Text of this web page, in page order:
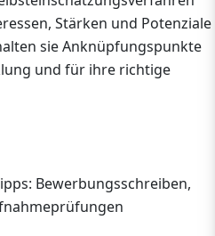
Stärken und Potenziale
sie Anknüpfungspunkte
und für ihre richtige
Bewerbungsschreiben,